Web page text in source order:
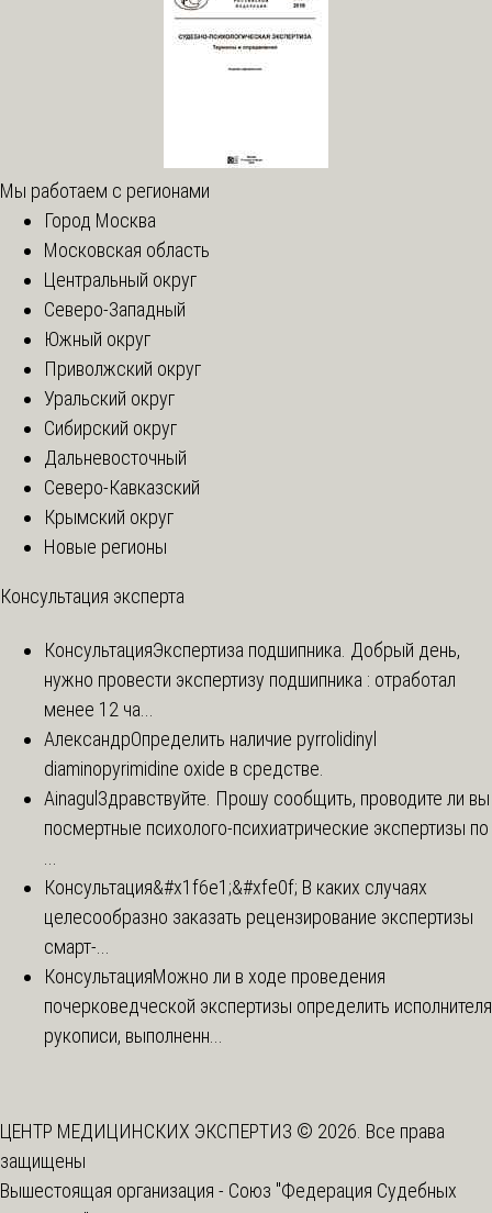
Мы работаем с регионами
Город Москва
Московская область
Центральный округ
Северо-Западный
Южный округ
Приволжский округ
Уральский округ
Сибирский округ
Дальневосточный
Северо-Кавказский
Крымский округ
Новые регионы
Консультация эксперта
КонсультацияЭкспертиза подшипника. Добрый день,
нужно провести экспертизу подшипника : отработал
менее 12 ча...
АлександрОпределить наличие pyrrolidinyl
diaminopyrimidine oxide в средстве.
Ainagul Здравствуйте. Прошу сообщить, проводите ли вы
посмертные психолого-психиатрические экспертизы по
...
Консультация&#x1f6e1;&#xfe0f; В каких случаях
целесообразно заказать рецензирование экспертизы
смарт-...
КонсультацияМожно ли в ходе проведения
почерковедческой экспертизы определить исполнителя
рукописи, выполненн...
ЦЕНТР МЕДИЦИНСКИХ ЭКСПЕРТИЗ © 2026. Все права
защищены
Вышестоящая организация - Союз "Федерация Судебных